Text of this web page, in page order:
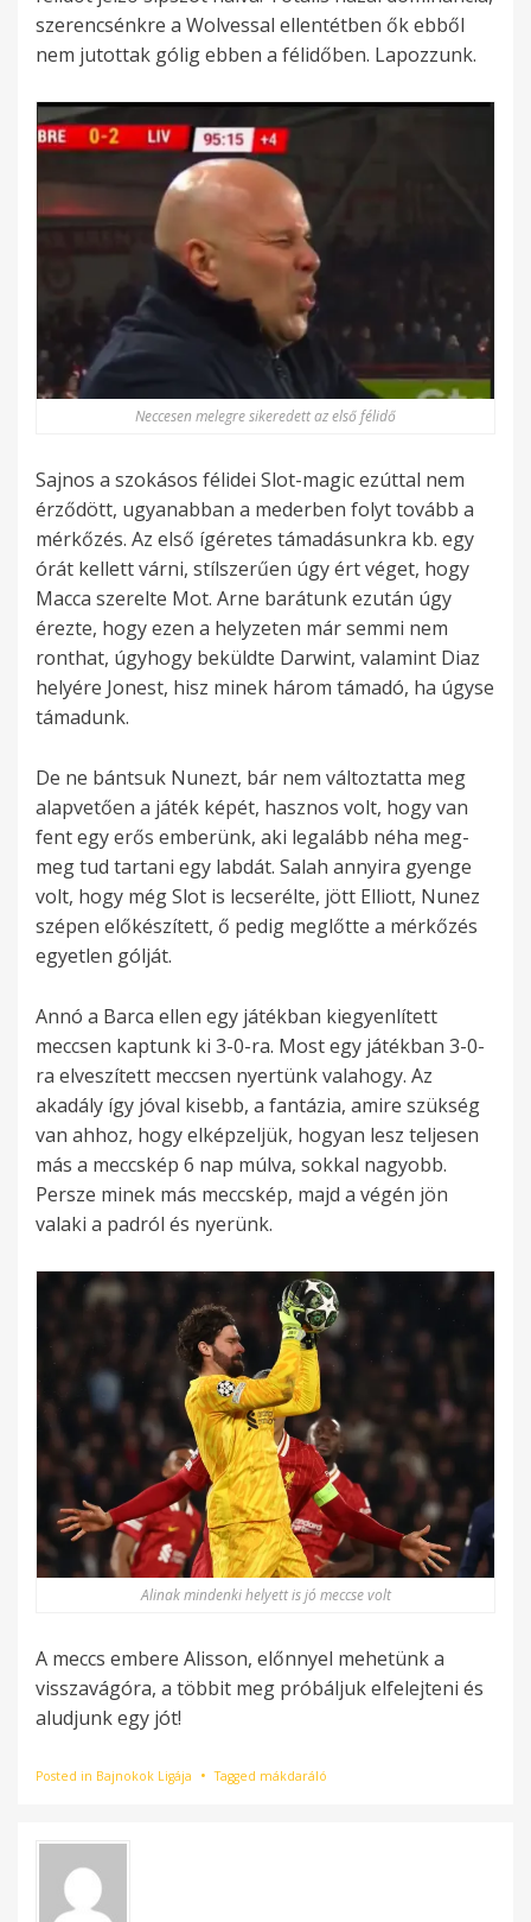
szerencsénkre a Wolvessal ellentétben ők ebből
nem jutottak gólig ebben a félidőben. Lapozzunk.
Neccesen melegre sikeredett az első félidő
Sajnos a szokásos félidei Slot-magic ezúttal nem
érződött, ugyanabban a mederben folyt tovább a
mérkőzés. Az első ígéretes támadásunkra kb. egy
órát kellett várni, stílszerűen úgy ért véget, hogy
Macca szerelte Mot. Arne barátunk ezután úgy
érezte, hogy ezen a helyzeten már semmi nem
ronthat, úgyhogy beküldte Darwint, valamint Diaz
helyére Jonest, hisz minek három támadó, ha úgyse
támadunk.
De ne bántsuk Nunezt, bár nem változtatta meg
alapvetően a játék képét, hasznos volt, hogy van
fent egy erős emberünk, aki legalább néha meg-
meg tud tartani egy labdát. Salah annyira gyenge
volt, hogy még Slot is lecserélte, jött Elliott, Nunez
szépen előkészített, ő pedig meglőtte a mérkőzés
egyetlen gólját.
Annó a Barca ellen egy játékban kiegyenlített
meccsen kaptunk ki 3-0-ra. Most egy játékban 3-0-
ra elveszített meccsen nyertünk valahogy. Az
akadály így jóval kisebb, a fantázia, amire szükség
van ahhoz, hogy elképzeljük, hogyan lesz teljesen
más a meccskép 6 nap múlva, sokkal nagyobb.
Persze minek más meccskép, majd a végén jön
valaki a padról és nyerünk.
Alinak mindenki helyett is jó meccse volt
A meccs embere Alisson, előnnyel mehetünk a
visszavágóra, a többit meg próbáljuk elfelejteni és
aludjunk egy jót!
Posted in Bajnokok Ligája Tagged mákdaráló